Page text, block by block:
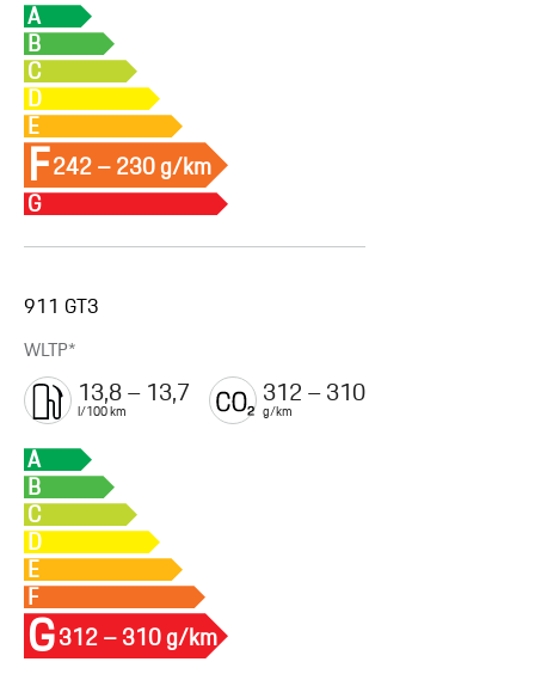
A
B
C
D
E
F242 – 230 g/km
G
911 GT3
WLTP*
13,8 – 13,7
l/100 km
312 – 310
g/km
A
B
C
D
E
F
G312 – 310 g/km